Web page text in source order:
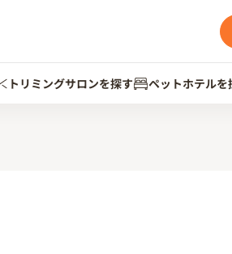
トリミングサロンを探す ペットホテルを